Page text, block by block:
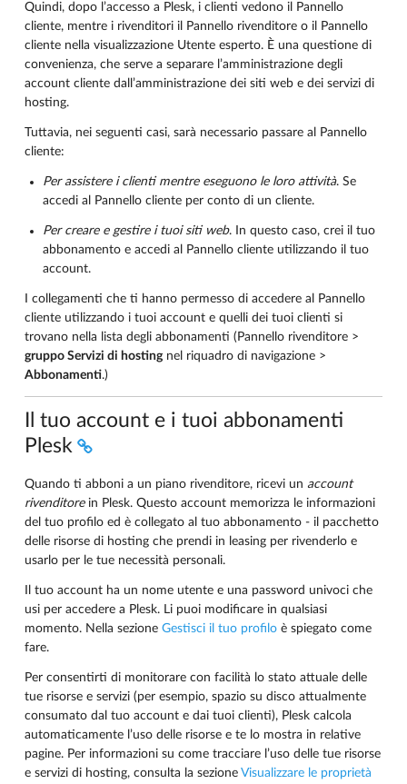
Quindi, dopo l’accesso a Plesk, i clienti vedono il Pannello
cliente, mentre i rivenditori il Pannello rivenditore o il Pannello
cliente nella visualizzazione Utente esperto. È una questione di
convenienza, che serve a separare l’amministrazione degli
account cliente dall’amministrazione dei siti web e dei servizi di
hosting.
Tuttavia, nei seguenti casi, sarà necessario passare al Pannello
cliente:
Per assistere i clienti mentre eseguono le loro attività. Se
accedi al Pannello cliente per conto di un cliente.
Per creare e gestire i tuoi siti web. In questo caso, crei il tuo
abbonamento e accedi al Pannello cliente utilizzando il tuo
account.
I collegamenti che ti hanno permesso di accedere al Pannello
cliente utilizzando i tuoi account e quelli dei tuoi clienti si
trovano nella lista degli abbonamenti (Pannello rivenditore >
gruppo Servizi di hostingnel riquadro di navigazione >
Abbonamenti.)
Il tuo account e i tuoi abbonamenti
Plesk
Quando ti abboni a un piano rivenditore, ricevi un account
rivenditorein Plesk. Questo account memorizza le informazioni
del tuo profilo ed è collegato al tuo abbonamento - il pacchetto
delle risorse di hosting che prendi in leasing per rivenderlo e
usarlo per le tue necessità personali.
Il tuo account ha un nome utente e una password univoci che
usi per accedere a Plesk. Li puoi modificare in qualsiasi
momento. Nella sezione Gestisci il tuo profilo è spiegato come
fare.
Per consentirti di monitorare con facilità lo stato attuale delle
tue risorse e servizi (per esempio, spazio su disco attualmente
consumato dal tuo account e dai tuoi clienti), Plesk calcola
automaticamente l’uso delle risorse e te lo mostra in relative
pagine. Per informazioni su come tracciare l’uso delle tue risorse
e servizi di hosting, consulta la sezione Visualizzare le proprietà